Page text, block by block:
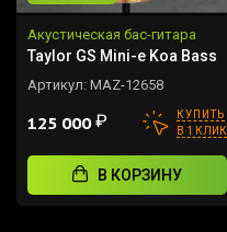
Акустическая бас-гитара
Taylor GS Mini-e Koa Bass
Артикул: MAZ-12658
125 000₽
КУПИТЬ
В 1 КЛИК
В КОРЗИНУ